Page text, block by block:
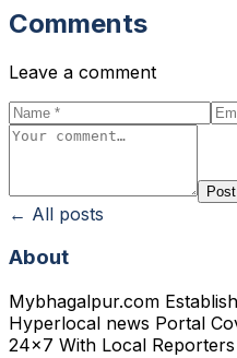
Comments
Leave a comment
← All posts
About
Mybhagalpur.com
Hyperlocal news Portal
24x7 With Local